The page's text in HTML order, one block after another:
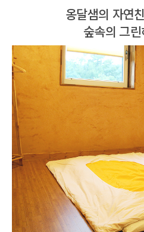
옹달샘의 자연
숲속의 그